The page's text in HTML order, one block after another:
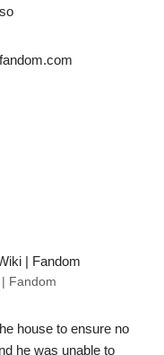
Fandom
house to ensure no
he was unable to